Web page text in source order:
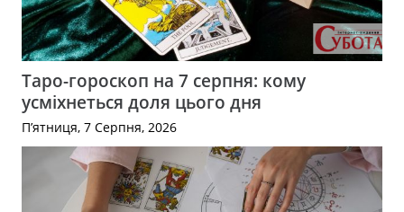
Таро-гороскоп на 7 серпня: кому
усміхнеться доля цього дня
П’ятниця, 7 Серпня, 2026